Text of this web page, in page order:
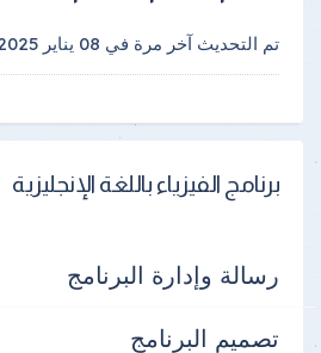
تم التحديث آخر مرة في 08 يناير 2025
برنامج الفيزياء باللغة الإنجليزية
رسالة وإدارة البرنامج
تصميم البرنامج